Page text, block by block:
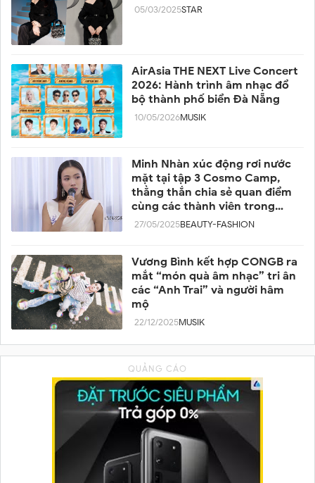
05/03/2025STAR
AirAsia THE NEXT Live Concert
2026: Hành trình âm nhạc đổ
bộ thành phố biển Đà Nẵng
10/05/2026MUSIK
Minh Nhàn xúc động rơi nước
mặt tại tập 3 Cosmo Camp,
thẳng thắn chia sẻ quan điểm
cùng các thành viên trong
team
27/05/2025BEAUTY-FASHION
Vương Bình kết hợp CONGB ra
mắt “món quà âm nhạc” tri ân
các “Anh Trai” và người hâm
mộ
22/12/2025MUSIK